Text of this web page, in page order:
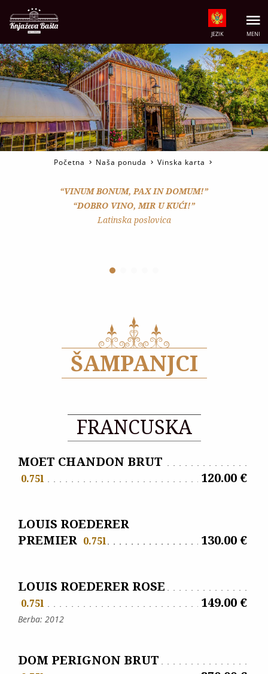
MENI
JEZIK
Početna Naša ponuda Vinska karta
“VINUM BONUM, PAX IN DOMUM!”
“DOBRO VINO, MIR U KUĆI!”
Latinska poslovica
ŠAMPANJCI
FRANCUSKA
MOET CHANDON BRUT
0.75l 120.00 €
LOUIS ROEDERER
PREMIER 0.75l 130.00 €
LOUIS ROEDERER ROSE
0.75l 149.00 €
Berba: 2012
DOM PERIGNON BRUT